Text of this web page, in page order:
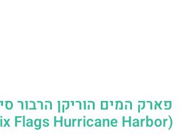
פארק המים הוריקן הרבור
(Six Flags Hurricane Harbor)